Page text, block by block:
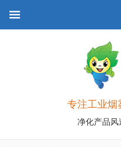
专注工业烟
净化产品风